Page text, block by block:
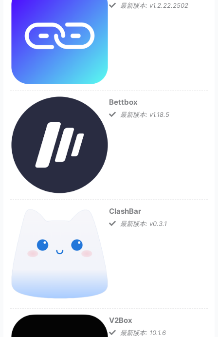
最新版本: v1.2.22.2502
Bettbox
最新版本: v1.18.5
ClashBar
最新版本: v0.3.1
V2Box
最新版本: 10.1.6